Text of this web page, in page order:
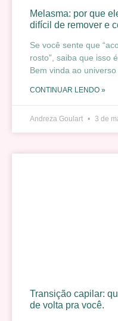
Melasma: por que
difícil de remover e
Se você sente que
rosto”, saiba que isso
Bem vinda ao
CONTINUAR LENDO »
Andreza Goulart 3 de
Transição capilar:
de volta pra você.